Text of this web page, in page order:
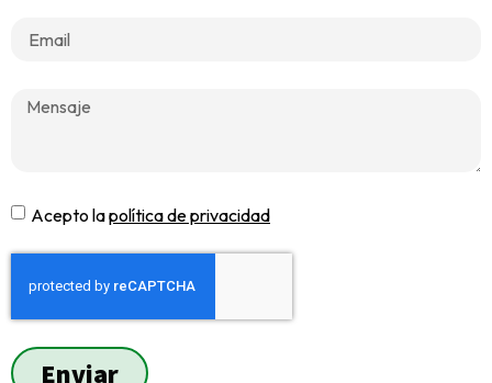
Acepto lapolítica de privacidad
Enviar